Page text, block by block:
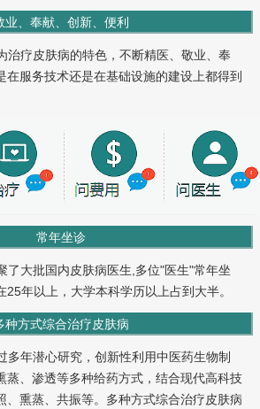
业、奉献、创新、便利
治疗皮肤病的特色，不断精医、敬业、奉
在服务技术还是在基础设施的建设上都得到
常年坐诊
了大批国内皮肤病医生,多位"医生"常年坐
年以上，大学本科学历以上占到大半。
种方式综合治疗皮肤病
多年潜心研究，创新性利用中医药生物制
蒸、渗透等多种给药方式，结合现代高科技
、熏蒸、共振等。多种方式综合治疗皮肤病